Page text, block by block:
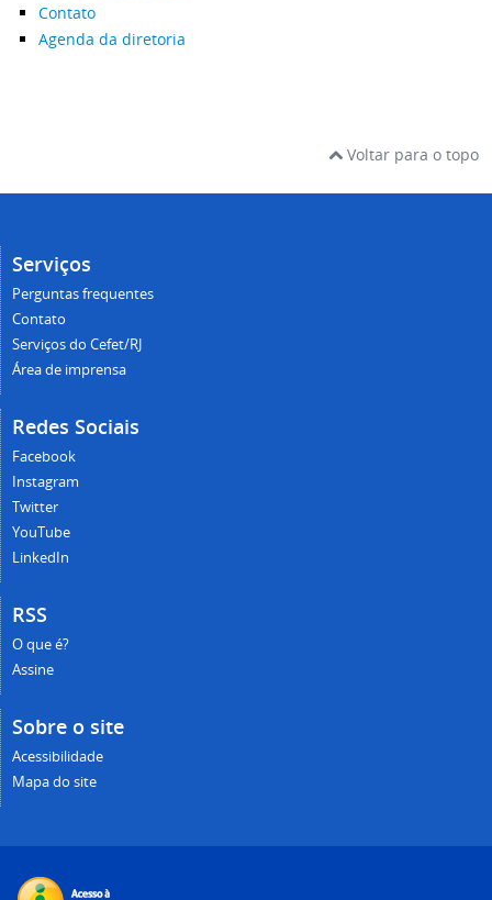
Contato
Agenda da diretoria
Voltar para o topo
Serviços
Perguntas frequentes
Contato
Serviços do Cefet/RJ
Área de imprensa
Redes Sociais
Facebook
Instagram
Twitter
YouTube
LinkedIn
RSS
O que é?
Assine
Sobre o site
Acessibilidade
Mapa do site